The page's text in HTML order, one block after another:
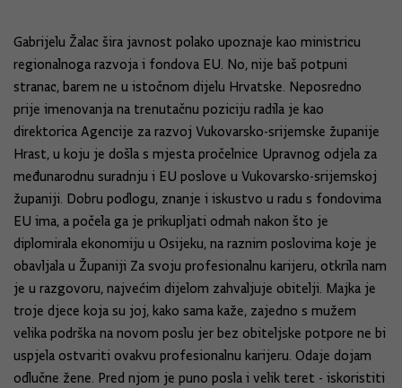
Gabrijelu Žalac šira javnost polako upoznaje kao ministricu
regionalnoga razvoja i fondova EU. No, nije baš potpuni
stranac, barem ne u istočnom dijelu Hrvatske. Neposredno
prije imenovanja na trenutačnu poziciju radila je kao
direktorica Agencije za razvoj Vukovarsko-srijemske županije
Hrast, u koju je došla s mjesta pročelnice Upravnog odjela za
međunarodnu suradnju i EU poslove u Vukovarsko-srijemskoj
županiji. Dobru podlogu, znanje i iskustvo u radu s fondovima
EU ima, a počela ga je prikupljati odmah nakon što je
diplomirala ekonomiju u Osijeku, na raznim poslovima koje je
obavljala u Županiji Za svoju profesionalnu karijeru, otkrila nam
je u razgovoru, najvećim dijelom zahvaljuje obitelji. Majka je
troje djece koja su joj, kako sama kaže, zajedno s mužem
velika podrška na novom poslu jer bez obiteljske potpore ne bi
uspjela ostvariti ovakvu profesionalnu karijeru. Odaje dojam
odlučne žene. Pred njom je puno posla i velik teret - iskoristiti